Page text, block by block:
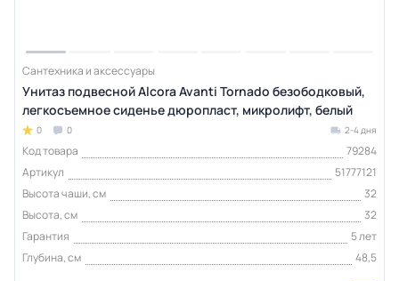
Сантехника и аксессуары
Унитаз подвесной Alcora Avanti Tornado безободковый,
легкосъемное сиденье дюропласт, микролифт, белый
0 0 2-4 дня
Код товара
79284
Артикул
51777121
Высота чаши, см
32
Высота, см
32
Гарантия
5 лет
Глубина, см
48,5